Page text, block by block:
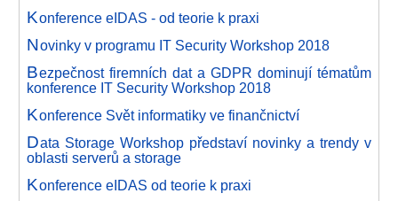
Konference eIDAS - od teorie k praxi
Novinky v programu IT Security Workshop 2018
Bezpečnost firemních dat a GDPR dominují tématům
konference IT Security Workshop 2018
Konference Svět informatiky ve finančnictví
Data Storage Workshop představí novinky a trendy v
oblasti serverů a storage
Konference eIDAS od teorie k praxi